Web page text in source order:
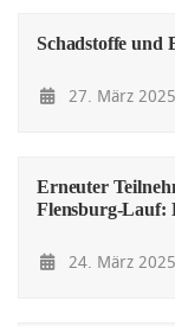
Schadstoffe und
27. März 2025
Erneuter
Flensburg-Lauf:
24. März 2025